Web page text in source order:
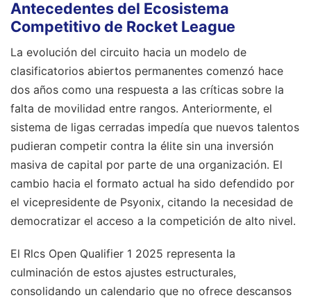
Antecedentes del Ecosistema
Competitivo de Rocket League
La evolución del circuito hacia un modelo de
clasificatorios abiertos permanentes comenzó hace
dos años como una respuesta a las críticas sobre la
falta de movilidad entre rangos. Anteriormente, el
sistema de ligas cerradas impedía que nuevos talentos
pudieran competir contra la élite sin una inversión
masiva de capital por parte de una organización. El
cambio hacia el formato actual ha sido defendido por
el vicepresidente de Psyonix, citando la necesidad de
democratizar el acceso a la competición de alto nivel.
El Rlcs Open Qualifier 1 2025 representa la
culminación de estos ajustes estructurales,
consolidando un calendario que no ofrece descansos